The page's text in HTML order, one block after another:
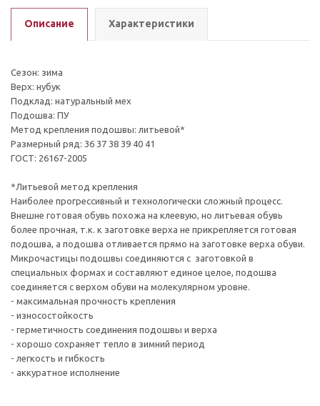
Описание Характеристики
Сезон: зима
Верх: нубук
Подклад: натуральный мех
Подошва: ПУ
Метод крепления подошвы: литьевой*
Размерный ряд: 36 37 38 39 40 41
ГОСТ: 26167-2005
*Литьевой метод крепления
Наиболее прогрессивный и технологически сложный процесс.
Внешне готовая обувь похожа на клеевую, но литьевая обувь
более прочная, т.к. к заготовке верха не прикрепляется готовая
подошва, а подошва отливается прямо на заготовке верха обуви.
Микрочастицы подошвы соединяются с заготовкой в
специальных формах и составляют единое целое, подошва
соединяется с верхом обуви на молекулярном уровне.
- максимальная прочность крепления
- износостойкость
- герметичность соединения подошвы и верха
- хорошо сохраняет тепло в зимний период
- легкость и гибкость
- аккуратное исполнение